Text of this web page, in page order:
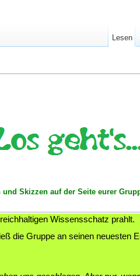
Skizzen auf der Seite eurer
Wissensschatz prahlt.
die Gruppe an seinen neuesten
Lesen